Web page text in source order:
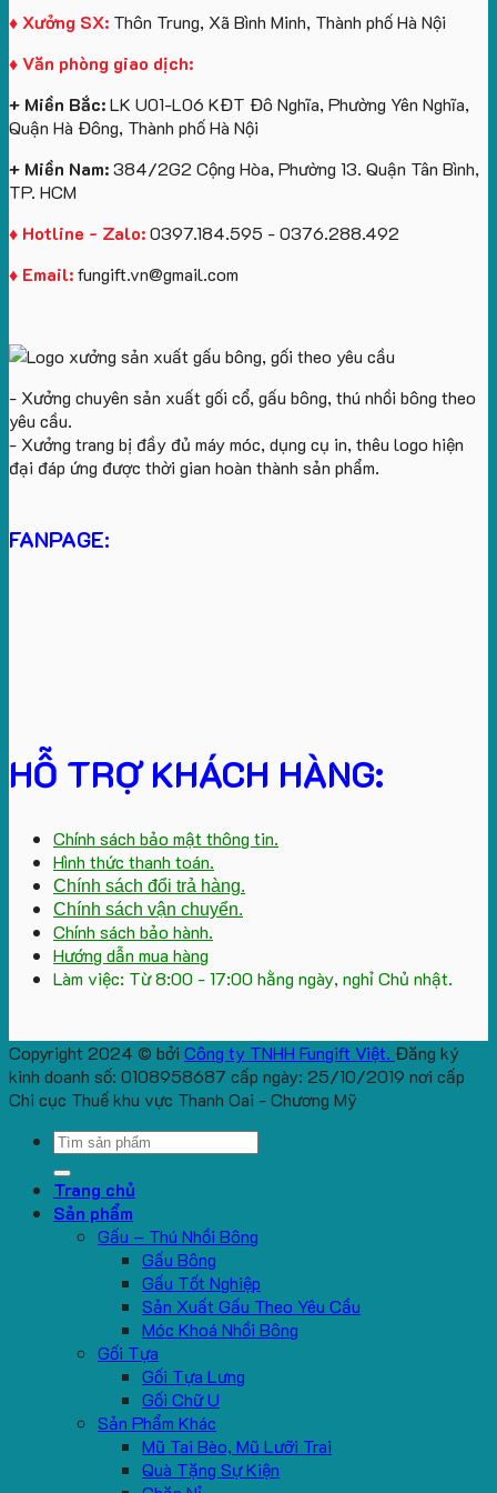
Lữ
Trung
lớn
theo
cầu
logo
♦ Xưởng SX: Thôn Trung, Xã Bình Minh, Thành phố Hà Nội
♦ Văn phòng giao dịch:
+ Miền Bắc:LK U01-L06 KĐT Đô Nghĩa, Phường Yên Nghĩa,
Quận Hà Đông, Thành phố Hà Nội
+ Miền Nam:384/2G2 Cộng Hòa, Phường 13. Quận Tân Bình,
TP. HCM
♦ Hotline - Zalo:0397.184.595 - 0376.288.492
♦ Email:fungift.vn@gmail.com
- Xưởng chuyên sản xuất gối cổ, gấu bông, thú nhồi bông theo
yêu cầu.
- Xưởng trang bị đầy đủ máy móc, dụng cụ in, thêu logo hiện
đại đáp ứng được thời gian hoàn thành sản phẩm.
FANPAGE:
HỖ TRỢ KHÁCH HÀNG:
Chính sách bảo mật thông tin.
Hình thức thanh toán.
Chính sách đổi trả hàng.
Chính sách vận chuyển.
Chính sách bảo hành.
Hướng dẫn mua hàng
Làm việc: Từ 8:00 - 17:00 hằng ngày, nghỉ Chủ nhật.
Copyright 2024 © bởi Công ty TNHH Fungift Việt. Đăng ký
kinh doanh số: 0108958687 cấp ngày: 25/10/2019 nơi cấp
Chi cục Thuế khu vực Thanh Oai - Chương Mỹ
Search
Trang chủ
Sản phẩm
Gấu – Thú Nhồi Bông
Gấu Bông
Gấu Tốt Nghiệp
Sản Xuất Gấu Theo Yêu Cầu
Móc Khoá Nhồi Bông
Gối Tựa
Gối Tựa Lưng
Gối Chữ U
Sản Phẩm Khác
Mũ Tai Bèo, Mũ Lưỡi Trai
Quà Tặng Sự Kiện